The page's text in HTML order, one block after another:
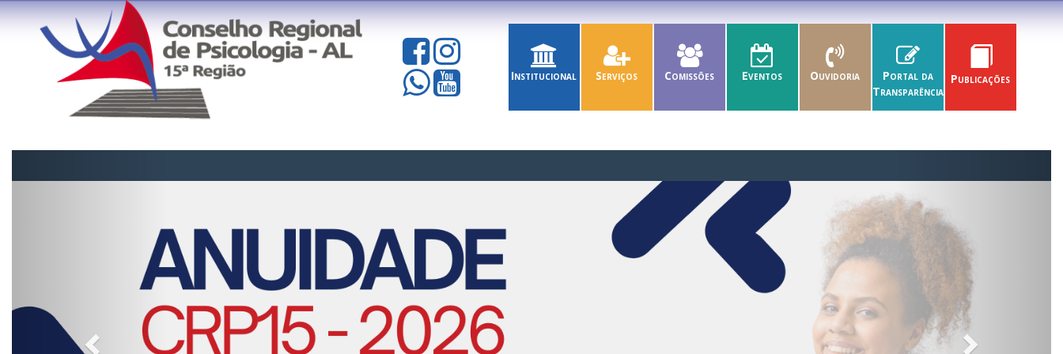
Institucional Serviços Comissões Eventos Ouvidoria
Portal da
Transparência
Publicações